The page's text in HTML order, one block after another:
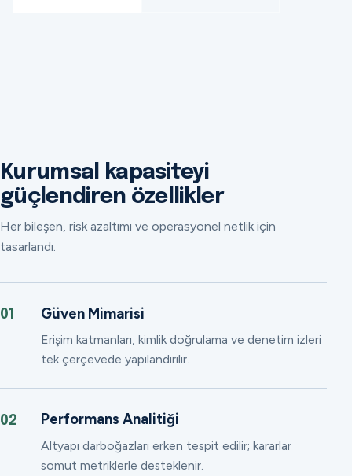
Kurumsal kapasiteyi
güçlendiren özellikler
Her bileşen, risk azaltımı ve operasyonel netlik için
tasarlandı.
01 Güven Mimarisi
Erişim katmanları, kimlik doğrulama ve denetim izleri
tek çerçevede yapılandırılır.
02 Performans Analitiği
Altyapı darboğazları erken tespit edilir; kararlar
somut metriklerle desteklenir.